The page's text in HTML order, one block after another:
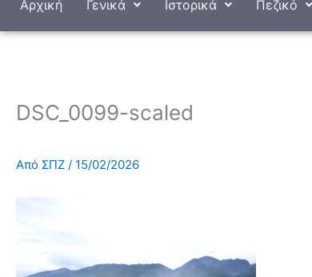
Αρχική Γενικά Ιστορικά Πεζικό
DSC_0099-scaled
Από ΣΠΖ / 15/02/2026